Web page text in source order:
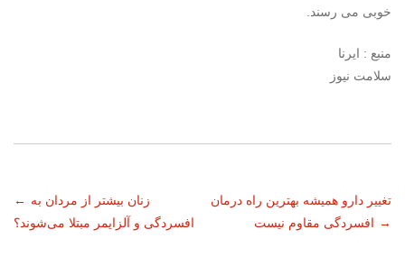
خوبی می رسند.
منبع : ایرنا
سلامت نیوز
ناوبری
نوشته
← زنان بیشتر از مردان به
افسردگی و آلزایمر مبتلا می‌شوند؟
تغییر دارو همیشه بهترین راه درمان
افسردگی مقاوم نیست →